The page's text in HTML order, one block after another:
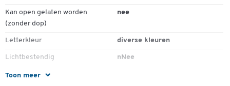
Toon meer
Kan open gelaten worden
(zonder dop)
nee
Letterkleur diverse kleuren
Lichtbestendig nNee
Lijndikte